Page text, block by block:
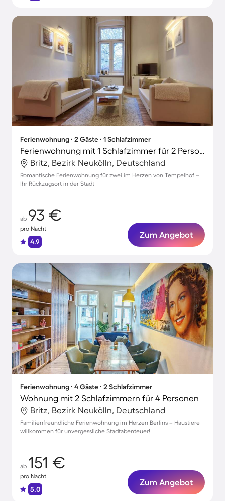
Ferienwohnung ∙ 2 Gäste ∙ 1 Schlafzimmer
Ferienwohnung mit 1 Schlafzimmer für 2 Personen
Britz, Bezirk Neukölln, Deutschland
Romantische Ferienwohnung für zwei im Herzen von Tempelhof –
Ihr Rückzugsort in der Stadt
ab 93 €
pro Nacht
4.9
Zum Angebot
Ferienwohnung ∙ 4 Gäste ∙ 2 Schlafzimmer
Wohnung mit 2 Schlafzimmern für 4 Personen
Britz, Bezirk Neukölln, Deutschland
Familienfreundliche Ferienwohnung im Herzen Berlins – Haustiere
willkommen für unvergessliche Stadtabenteuer!
ab 151 €
pro Nacht
5.0
Zum Angebot